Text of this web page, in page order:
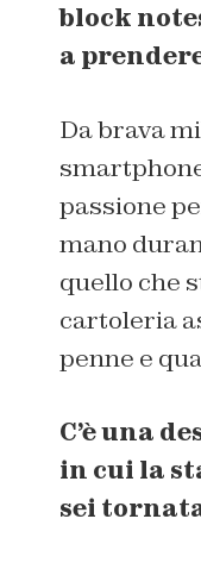
block
a
Da brava
passione
mano
quello che
cartoleria
penne e
C’è una
in cui la
sei